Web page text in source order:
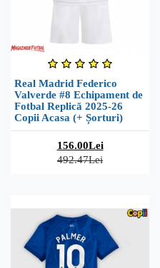
Real Madrid Federico
Valverde #8 Echipament de
Fotbal Replică 2025-26
Copii Acasa (+ Șorturi)
156.00Lei
492.47Lei